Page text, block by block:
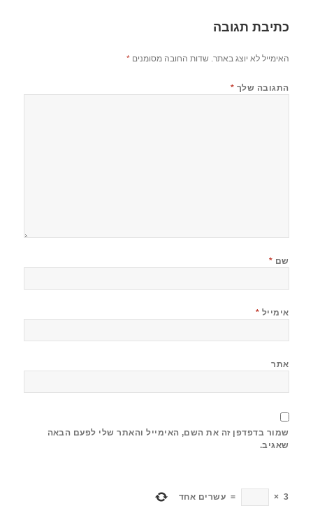
כתיבת תגובה
האימייל לא יוצג באתר. שדות החובה מסומנים*
התגובה שלך *
שם *
אימייל *
אתר
שמור בדפדפן זה את השם, האימייל והאתר שלי לפעם הבאה
שאגיב.
3
×
= עשרים אחד